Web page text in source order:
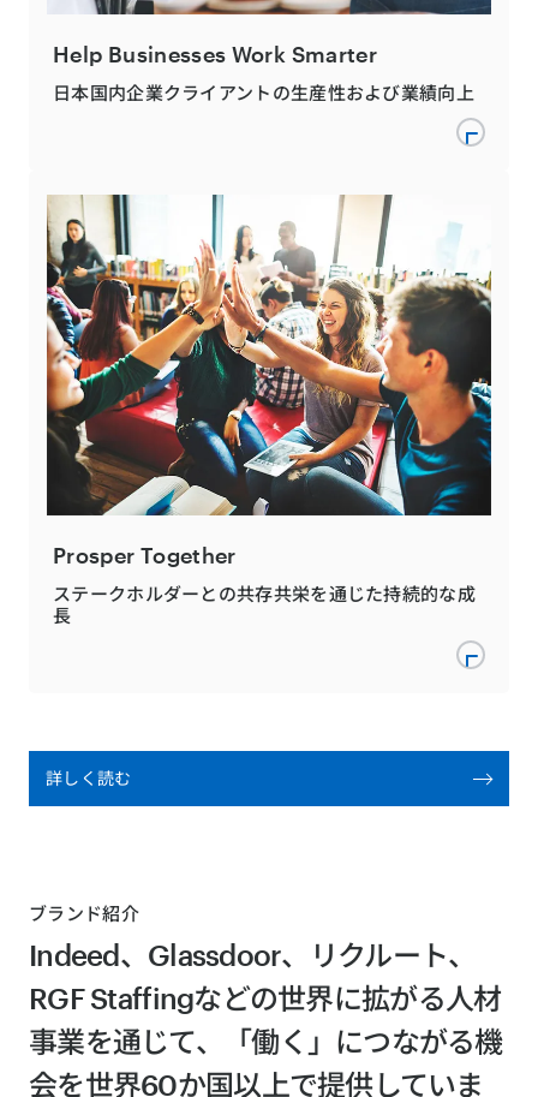
Help Businesses Work Smarter
日本国内企業クライアントの生産性および業績向上
Prosper Together
ステークホルダーとの共存共栄を通じた持続的な成
長
詳しく読む
ブランド紹介
Indeed、Glassdoor、リクルート、
RGF Staffingなどの世界に拡がる人材
事業を通じて、「働く」につながる機
会を世界60か国以上で提供していま